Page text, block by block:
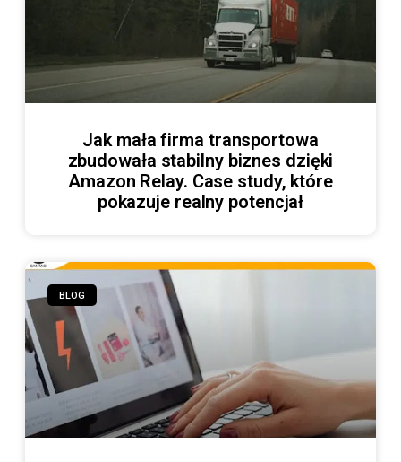
Jak mała firma transportowa
zbudowała stabilny biznes dzięki
Amazon Relay. Case study, które
pokazuje realny potencjał
BLOG